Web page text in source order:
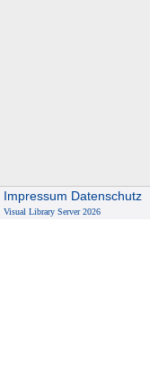
Impressum Datenschutz
Visual Library Server 2026